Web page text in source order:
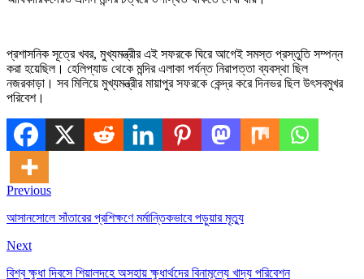
প্রশাসনিক সূত্রে খবর, মুখ্যমন্ত্রীর এই সফরকে ঘিরে আগেই সমস্ত প্রস্তুতি সম্পন্ন
করা হয়েছিল। হেলিপ্যাড থেকে মন্দির এলাকা পর্যন্ত নিরাপত্তা ব্যবস্থা ছিল
নজরকাড়া। সব মিলিয়ে মুখ্যমন্ত্রীর মায়াপুর সফরকে কেন্দ্র করে দিনভর ছিল উৎসবমুখর
পরিবেশ।
Previous
আসানসোলে সাঁতারের প্রশিক্ষণে মর্মান্তিকভাবে পড়ুয়ার মৃত্যু
Next
বিশ্ব ক্ষুধা দিবসে শিয়ালদহে অসহায় ক্ষুধার্থদের বিনামূল্যে খাদ্য পরিবেশন